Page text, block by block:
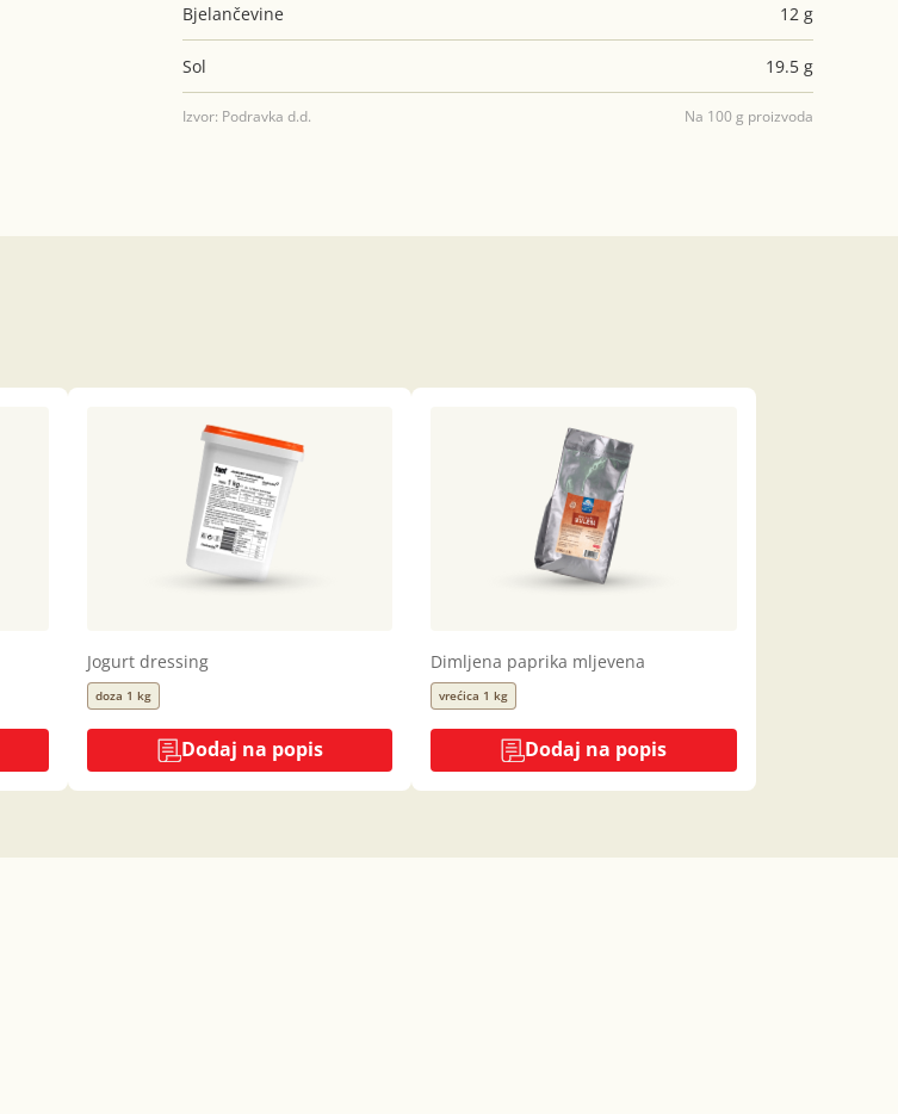
Bjelančevine 12 g
Sol 19.5 g
Izvor: Podravka d.d. Na 100 g proizvoda
Jogurt dressing
doza 1 kg
Dodaj na popis
Dimljena paprika mljevena
vrećica 1 kg
Dodaj na popis